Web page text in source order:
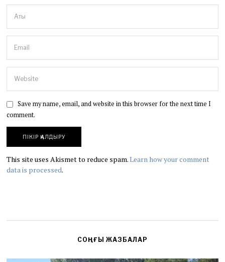
Save my name, email, and website in this browser for the next time I
comment.
This site uses Akismet to reduce spam.Learn how your comment
data is processed.
СОҢҒЫ ЖАЗБАЛАР